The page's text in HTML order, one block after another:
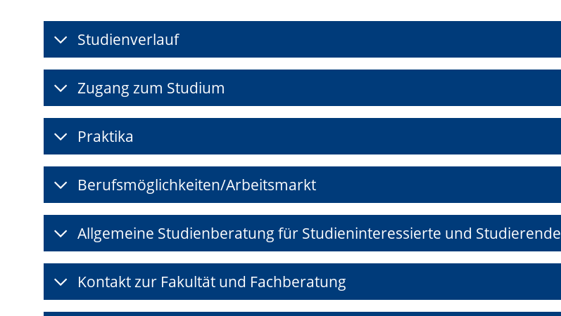
Studienverlauf
Zugang zum Studium
Praktika
Berufsmöglichkeiten/Arbeitsmarkt
Allgemeine Studienberatung für Studieninteressierte und Studierende
Kontakt zur Fakultät und Fachberatung